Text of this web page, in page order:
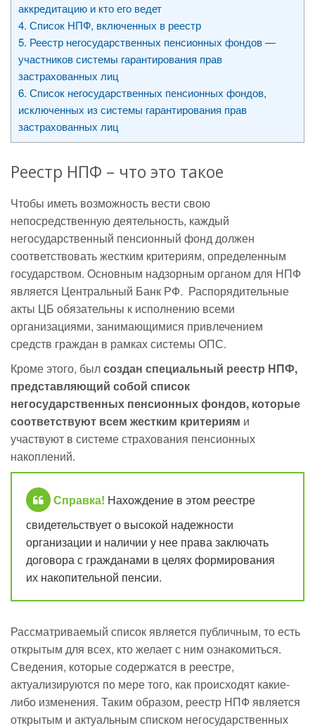
аккредитацию и кто его ведет
4. Список НПФ, включенных в реестр
5. Реестр негосударственных пенсионных фондов —
участников системы гарантирования прав
застрахованных лиц
6. Список негосударственных пенсионных фондов,
исключенных из системы гарантирования прав
застрахованных лиц
Реестр НПФ – что это такое
Чтобы иметь возможность вести свою
непосредственную деятельность, каждый
негосударственный пенсионный фонд должен
соответствовать жестким критериям, определенным
государством. Основным надзорным органом для НПФ
является Центральный Банк РФ. Распорядительные
акты ЦБ обязательны к исполнению всеми
организациями, занимающимися привлечением
средств граждан в рамках системы ОПС.
Кроме этого, былсоздан специальный реестр НПФ,
представляющий собой список
негосударственных пенсионных фондов, которые
соответствуют всем жестким критериям и
участвуют в системе страхования пенсионных
накоплений.
Справка! Нахождение в этом реестре
свидетельствует о высокой надежности
организации и наличии у нее права заключать
договора с гражданами в целях формирования
их накопительной пенсии.
Рассматриваемый список является публичным, то есть
открытым для всех, кто желает с ним ознакомиться.
Сведения, которые содержатся в реестре,
актуализируются по мере того, как происходят какие-
либо изменения. Таким образом, реестр НПФ является
открытым и актуальным списком негосударственных